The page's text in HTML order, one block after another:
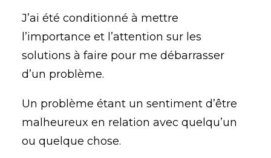
J’ai été conditionné à mettre
l’importance et l’attention sur les
solutions à faire pour me débarrasser
d’un problème.
Un problème étant un sentiment d’être
malheureux en relation avec quelqu’un
ou quelque chose.